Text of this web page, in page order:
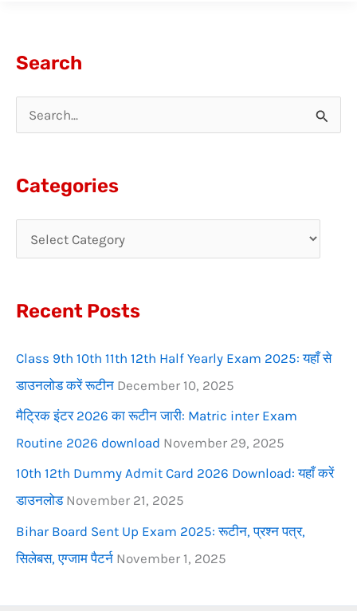
Search
h
o
:
Categories
Recent Posts
Class 9th 10th 11th 12th Half Yearly Exam 2025: यहाँ से
डाउनलोड करें रूटीन December 10, 2025
मैट्रिक इंटर 2026 का रूटीन जारी: Matric inter Exam
Routine 2026 download November 29, 2025
10th 12th Dummy Admit Card 2026 Download: यहाँ करें
डाउनलोड November 21, 2025
Bihar Board Sent Up Exam 2025: रूटीन, प्रश्न पत्र,
सिलेबस, एग्जाम पैटर्न November 1, 2025